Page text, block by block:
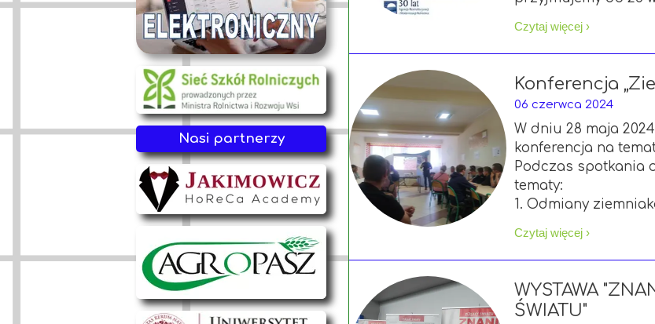
Czytaj więcej ›
Konferencja
06 czerwca 2024
W dniu 28 maja
konferencja na
Podczas spotkania
tematy:
1. Odmiany
Czytaj więcej ›
WYSTAWA
ŚWIATU"
Nasi partnerzy